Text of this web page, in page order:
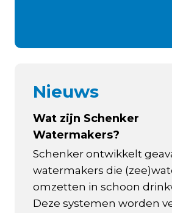
Nieuws
Wat zijn Schenker
Watermakers?
Schenker ontwikkelt
watermakers die
omzetten in schoon
Deze systemen worden